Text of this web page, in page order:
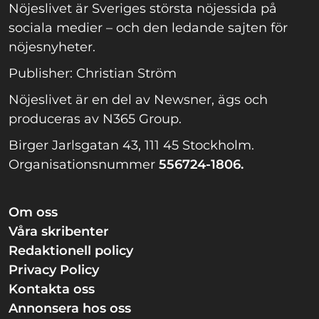
Nöjeslivet är Sveriges största nöjessida på
sociala medier – och den ledande sajten för
nöjesnyheter.
Publisher: Christian Ström
Nöjeslivet är en del av Newsner, ägs och
produceras av N365 Group.
Birger Jarlsgatan 43, 111 45 Stockholm.
Organisationsnummer 556724-1806.
Om oss
Våra skribenter
Redaktionell policy
Privacy Policy
Kontakta oss
Annonsera hos oss